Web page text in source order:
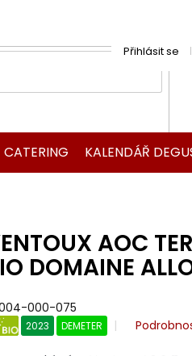
Přihlásit se
CATERING KALENDÁŘ
AOC
DOMAINE
000-075
2023 DEMETER
Průměrné